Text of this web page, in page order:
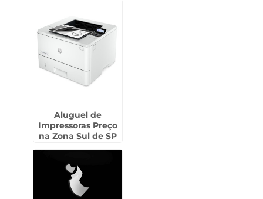
Aluguel de
Impressoras Preço
na Zona Sul de SP